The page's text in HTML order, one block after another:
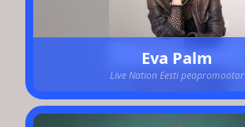
Eva Palm
Live Nation Eesti peapromootor